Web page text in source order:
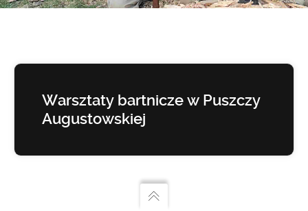
Warsztaty bartnicze w Puszczy
Augustowskiej